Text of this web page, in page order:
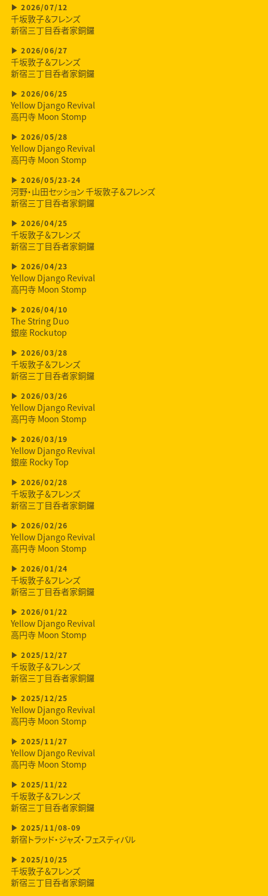
2026/07/12
千坂敦子＆フレンズ
新宿三丁目呑者家銅鑼
2026/06/27
千坂敦子＆フレンズ
新宿三丁目呑者家銅鑼
2026/06/25
Yellow Django Revival
高円寺 Moon Stomp
2026/05/28
Yellow Django Revival
高円寺 Moon Stomp
2026/05/23-24
河野・山田セッション 千坂敦子＆フレンズ
新宿三丁目呑者家銅鑼
2026/04/25
千坂敦子＆フレンズ
新宿三丁目呑者家銅鑼
2026/04/23
Yellow Django Revival
高円寺 Moon Stomp
2026/04/10
The String Duo
銀座 Rockutop
2026/03/28
千坂敦子＆フレンズ
新宿三丁目呑者家銅鑼
2026/03/26
Yellow Django Revival
高円寺 Moon Stomp
2026/03/19
Yellow Django Revival
銀座 Rocky Top
2026/02/28
千坂敦子＆フレンズ
新宿三丁目呑者家銅鑼
2026/02/26
Yellow Django Revival
高円寺 Moon Stomp
2026/01/24
千坂敦子＆フレンズ
新宿三丁目呑者家銅鑼
2026/01/22
Yellow Django Revival
高円寺 Moon Stomp
2025/12/27
千坂敦子＆フレンズ
新宿三丁目呑者家銅鑼
2025/12/25
Yellow Django Revival
高円寺 Moon Stomp
2025/11/27
Yellow Django Revival
高円寺 Moon Stomp
2025/11/22
千坂敦子＆フレンズ
新宿三丁目呑者家銅鑼
2025/11/08-09
新宿トラッド・ジャズ・フェスティバル
2025/10/25
千坂敦子＆フレンズ
新宿三丁目呑者家銅鑼